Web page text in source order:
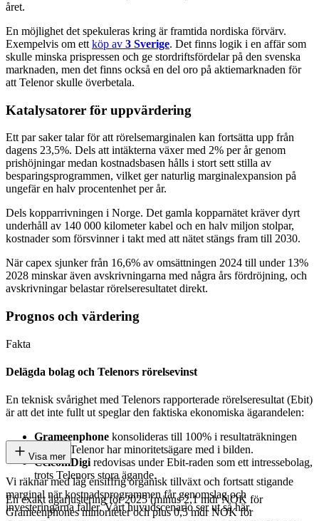
året.
En möjlighet det spekuleras kring är framtida nordiska förvärv.
Exempelvis om ett köp av 3 Sverige. Det finns logik i en affär som
skulle minska prispressen och ge stordriftsfördelar på den svenska
marknaden, men det finns också en del oro på aktiemarknaden för
att Telenor skulle överbetala.
Katalysatorer för uppvärdering
Ett par saker talar för att rörelsemarginalen kan fortsätta upp från
dagens 23,5%. Dels att intäkterna växer med 2% per år genom
prishöjningar medan kostnadsbasen hålls i stort sett stilla av
besparingsprogrammen, vilket ger naturlig marginalexpansion på
ungefär en halv procentenhet per år.
Dels kopparrivningen i Norge. Det gamla kopparnätet kräver dyrt
underhåll av 140 000 kilometer kabel och en halv miljon stolpar,
kostnader som försvinner i takt med att nätet stängs fram till 2030.
När capex sjunker från 16,6% av omsättningen 2024 till under 13%
2028 minskar även avskrivningarna med några års fördröjning, och
avskrivningar belastar rörelseresultatet direkt.
Prognos och värdering
Fakta
Delägda bolag och Telenors rörelsevinst
En teknisk svårighet med Telenors rapporterade rörelseresultat (Ebit)
är att det inte fullt ut speglar den faktiska ekonomiska ägarandelen:
Grameenphone konsolideras till 100% i resultaträkningen
trots att Telenor har minoritetsägare med i bilden.
CelcomDigi redovisas under Ebit-raden som ett intressebolag,
trots Telenors stora ägande.
En exakt ägarjustering för 2025 (minus 2,1 mdr NOK för
Grameenphones minoriteter och plus 0,5 mdr NOK för
Visa mer
Vi räknar med låg ensiffrig organisk tillväxt och fortsatt stigande
marginal när kostnadsprogrammen får genomslag och
investeringarna faller. Vårt huvudscenario ser ut så här.